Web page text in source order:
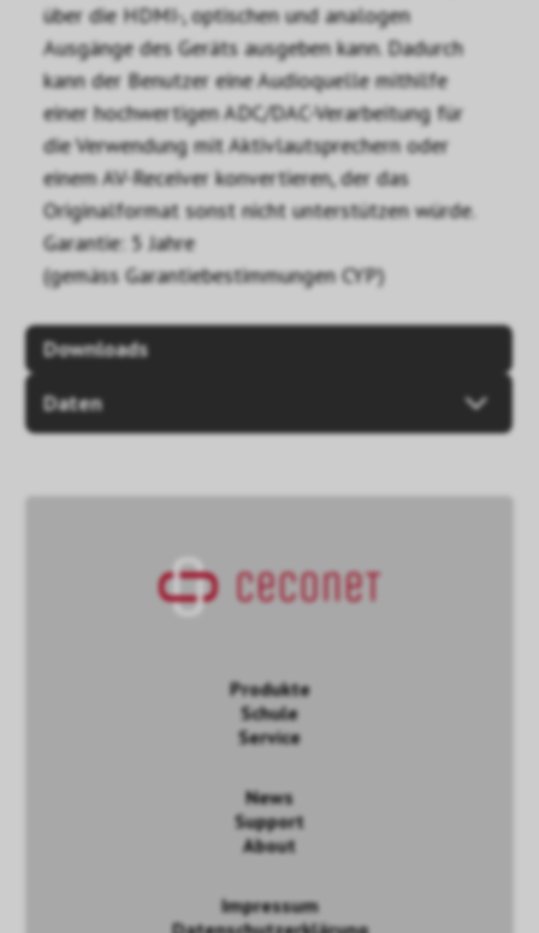
über die HDMI-, optischen und analogen
Ausgänge des Geräts ausgeben kann. Dadurch
kann der Benutzer eine Audioquelle mithilfe
einer hochwertigen ADC/DAC-Verarbeitung für
die Verwendung mit Aktivlautsprechern oder
einem AV-Receiver konvertieren, der das
Originalformat sonst nicht unterstützen würde.
Garantie: 5 Jahre
(gemäss Garantiebestimmungen CYP)
Downloads
Daten
Produkte
Schule
Service
News
Support
About
Impressum